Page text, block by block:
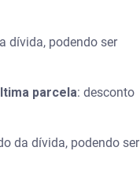
dívida, podendo ser
parcela: desconto
da dívida, podendo ser